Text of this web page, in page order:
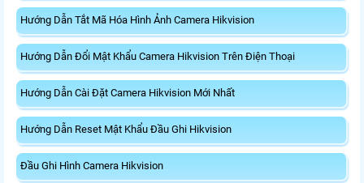
Hướng Dẫn Tắt Mã Hóa Hình Ảnh Camera Hikvision
Hướng Dẫn Đổi Mật Khẩu Camera Hikvision Trên Điện Thoại
Hướng Dẫn Cài Đặt Camera Hikvision Mới Nhất
Hướng Dẫn Reset Mật Khẩu Đầu Ghi Hikvision
Đầu Ghi Hình Camera Hikvision